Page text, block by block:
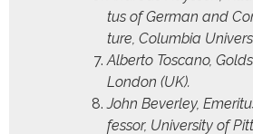
tus of Ger­man and
ture, Colum­bia
Alber­to Toscano,
Lon­don (UK).
John Bev­er­ley,
fes­sor, Uni­ver­si­ty of